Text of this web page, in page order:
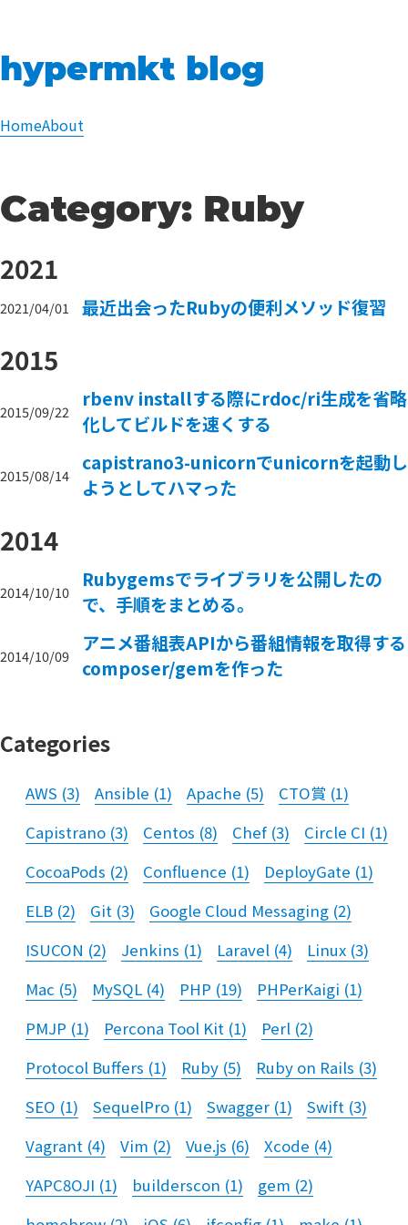
hypermkt blog
HomeAbout
Category: Ruby
2021
2021/04/01 最近出会ったRubyの便利メソッド復習
2015
2015/09/22
rbenv installする際にrdoc/ri生成を省略
化してビルドを速くする
2015/08/14
capistrano3-unicornでunicornを起動し
ようとしてハマった
2014
2014/10/10
Rubygemsでライブラリを公開したの
で、手順をまとめる。
2014/10/09
アニメ番組表APIから番組情報を取得する
composer/gemを作った
Categories
AWS (3) Ansible (1) Apache (5) CTO賞 (1)
Capistrano (3) Centos (8) Chef (3) Circle CI (1)
CocoaPods (2) Confluence (1) DeployGate (1)
ELB (2) Git (3) Google Cloud Messaging (2)
ISUCON (2) Jenkins (1) Laravel (4) Linux (3)
Mac (5) MySQL (4) PHP (19) PHPerKaigi (1)
PMJP (1) Percona Tool Kit (1) Perl (2)
Protocol Buffers (1) Ruby (5) Ruby on Rails (3)
SEO (1) SequelPro (1) Swagger (1) Swift (3)
Vagrant (4) Vim (2) Vue.js (6) Xcode (4)
YAPC8OJI (1) builderscon (1) gem (2)